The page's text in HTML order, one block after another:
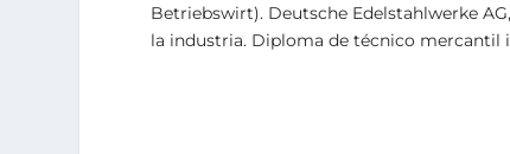
Betriebswirt). Deutsche Edelstahlwerke
la industria. Diploma de técnico mercantil